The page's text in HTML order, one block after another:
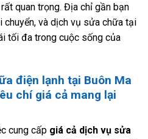
quan trọng. Địa chỉ gần bạn
và dịch vụ sửa chữa tại
tối đa trong cuộc sống của
điện lạnh tại Buôn Ma
chí giá cả mang lại
cung cấp giá cả dịch vụ sửa